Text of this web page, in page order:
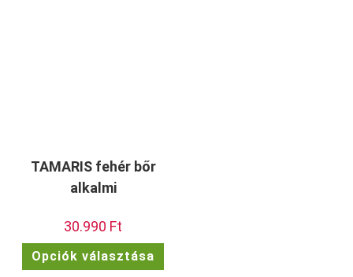
TAMARIS fehér bőr
alkalmi
30.990 Ft
Opciók választása
Ennek
terméknek